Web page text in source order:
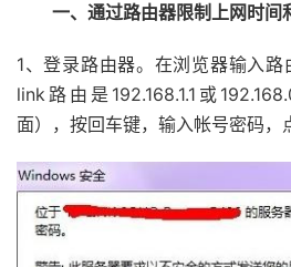
一、通过路由器限制上网时间
1、登录路由器。在浏览器输入
link路由是192.168.1.1或
面），按回车键，输入帐号密码，